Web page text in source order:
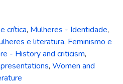
crítica, Mulheres - Identidade,
e literatura, Feminismo e
- History and criticism,
, Women and